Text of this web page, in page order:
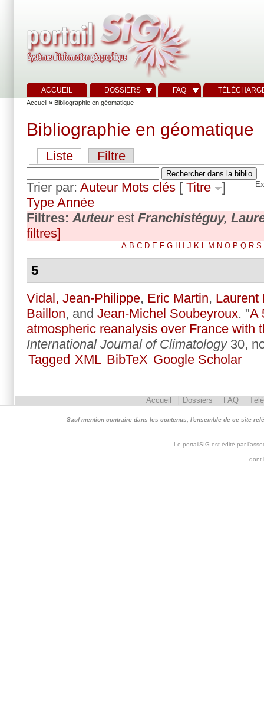
ACCUEIL DOSSIERS FAQ
Accueil » Bibliographie en géomatique
Bibliographie en géomatique
Liste Filtre
Trier par: Auteur Mots clés [ Titre
]
Type Année
Filtres:Auteurest Franchistéguy,
filtres]
A B C D E F G H J K L M N O P Q R S
5
Vidal, Jean-Philippe, Eric Martin, Laurent
Baillon, and Jean-Michel Soubeyroux. "A
atmospheric reanalysis over France with
International Journal of Climatology30,
Tagged XML BibTeX Google Scholar
Accueil Dossiers FAQ
Sauf mention contraire dans les contenus, l'ensemble de ce site
Le portailSIG est édité par
dont